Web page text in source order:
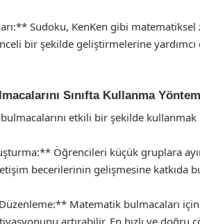
Sudoku, KenKen gibi matematiksel
bir şekilde geliştirmelerine
Sınıfta Kullanma
bulmacalarını etkili bir şekilde
Öğrencileri küçük gruplara
becerilerinin gelişmesine katkıda
Matematik bulmacaları
artırabilir. En hızlı ve doğru